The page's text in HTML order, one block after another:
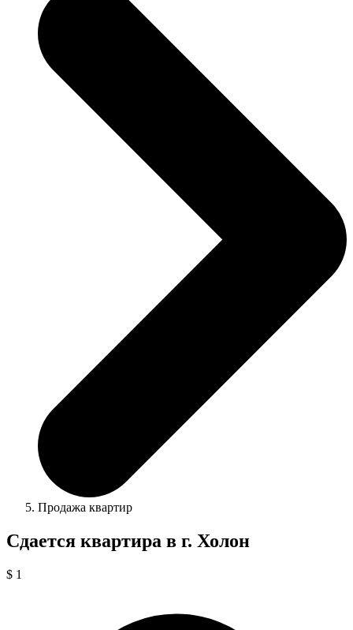
Продажа квартир
Сдается квартира в г. Холон
$ 1